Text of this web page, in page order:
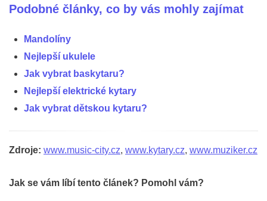
Podobné články, co by vás mohly zajímat
Mandolíny
Nejlepší ukulele
Jak vybrat baskytaru?
Nejlepší elektrické kytary
Jak vybrat dětskou kytaru?
Zdroje: www.music-city.cz, www.kytary.cz, www.muziker.cz
Jak se vám líbí tento článek? Pomohl vám?